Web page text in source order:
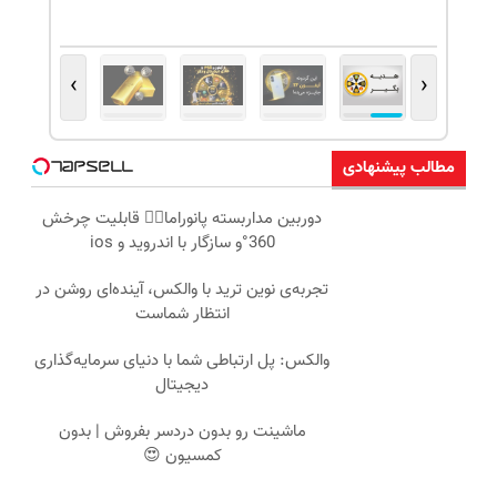
‹
›
مطالب پیشنهادی
دوربین مداربسته پانوراما👈🏻 قابلیت چرخش
360°و سازگار با اندروید و ios
تجربه‌ی نوین ترید با والکس، آینده‌ای روشن در
انتظار شماست
والکس: پل ارتباطی شما با دنیای سرمایه‌گذاری
دیجیتال
ماشینت رو بدون دردسر بفروش | بدون
کمسیون 😍